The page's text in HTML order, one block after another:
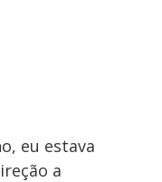
eu estava
a